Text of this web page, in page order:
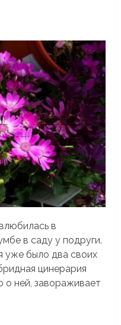
в
в саду у подруги.
уже было два своих
цинерария
о ней, завораживает